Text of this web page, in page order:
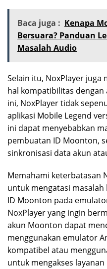
Baca juga : Kenapa
Bersuara? Panduan
Masalah Audio
Selain itu, NoxPlayer
hal kompatibilitas
ini, NoxPlayer tidak
aplikasi Mobile Legend
ini dapat menyebabkan
pembuatan ID Moonton,
sinkronisasi data akun
Memahami keterbatasan
untuk mengatasi
ID Moonton pada
NoxPlayer yang ingin
akun Moonton dapat
menggunakan emulator
kompatibel atau
untuk mengakses layanan